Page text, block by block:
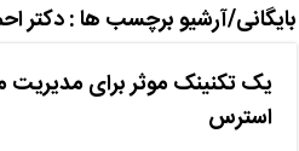
بایگانی/آرشیو برچسب ها :دکتر
یک تکنینک موثر برای
استرس